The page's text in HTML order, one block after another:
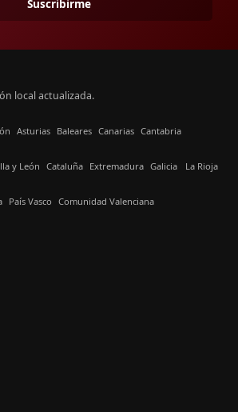
Suscribirme
local actualizada.
Asturias Baleares Canarias Cantabria
y León Cataluña Extremadura Galicia La Rioja
País Vasco Comunidad Valenciana